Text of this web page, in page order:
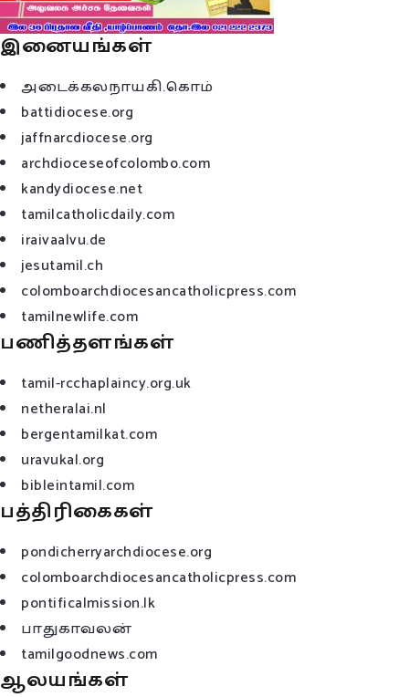
இனையங்கள்
அடைக்கலநாயகி.கொம்
battidiocese.org
jaffnarcdiocese.org
archdioceseofcolombo.com
kandydiocese.net
tamilcatholicdaily.com
iraivaalvu.de
jesutamil.ch
colomboarchdiocesancatholicpress.com
tamilnewlife.com
பணித்தளங்கள்
tamil-rcchaplaincy.org.uk
netheralai.nl
bergentamilkat.com
uravukal.org
bibleintamil.com
பத்திரிகைகள்
pondicherryarchdiocese.org
colomboarchdiocesancatholicpress.com
pontificalmission.lk
பாதுகாவலன்
tamilgoodnews.com
ஆலயங்கள்